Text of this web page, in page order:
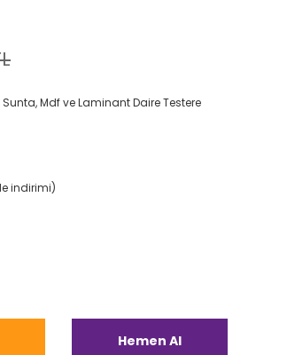
Sunta, Mdf ve Laminant Daire Testere
indirimi)
Hemen Al